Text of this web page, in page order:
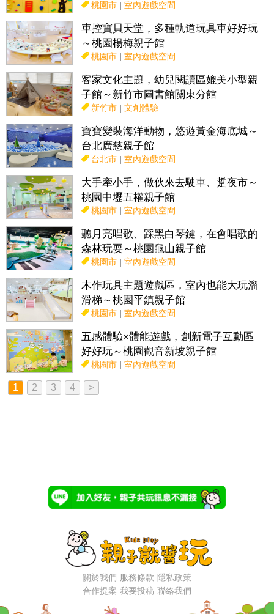
桃園市| 室內遊戲空間
車控寶貝天堂，多種軌道玩具車好好玩
～桃園楊梅親子館
桃園市| 室內遊戲空間
客家文化主題，幼兒閱讀區媲美小型親
子館～新竹市圖書館關東分館
新竹市| 文創體驗
寶寶變裝海洋動物，悠遊黃金海底城～
台北廣慈親子館
台北市| 室內遊戲空間
大手牽小手，做伙來去駛車、踅夜市～
桃園中壢五權親子館
桃園市| 室內遊戲空間
聽月亮唱歌、踩黑白琴鍵，在會唱歌的
森林玩耍～桃園龜山親子館
桃園市| 室內遊戲空間
木作玩具主題遊戲區，室內也能大玩溜
滑梯～桃園平鎮親子館
桃園市| 室內遊戲空間
五感體驗×體能遊戲，創新電子互動區
好好玩～桃園觀音新坡親子館
桃園市| 室內遊戲空間
1 2 3 4 >
關於我們 服務條款 隱私政策
合作提案 我要投稿 聯絡我們